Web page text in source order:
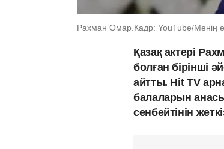
Рахман Омар.Кадр: YouTube/Менің
Қазақ актері
болған бірінші
айтты. Hit TV
балаларын
сенбейтінін